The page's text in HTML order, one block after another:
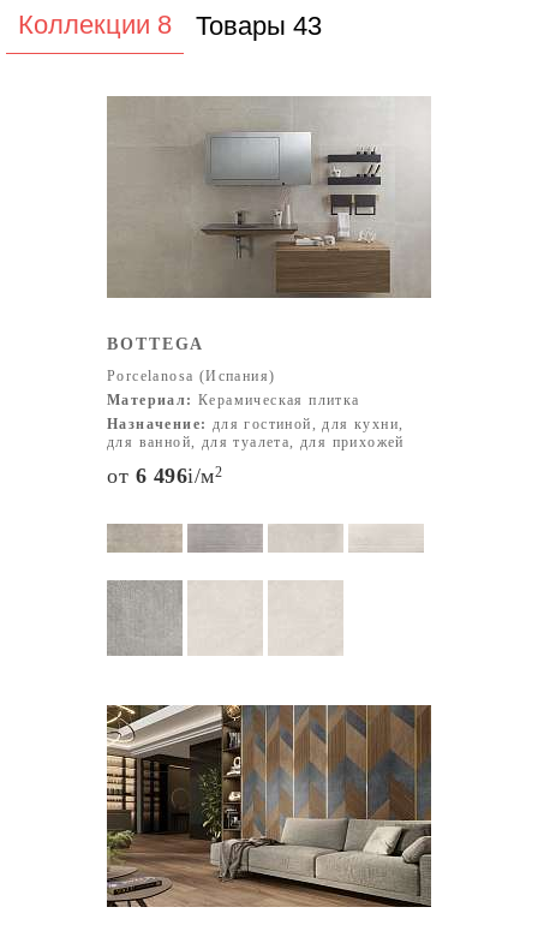
размеров и оттенков Репутация: признанный лидер в
отрасли, экспортирует продукцию по всему миру
различных размеров, чтобы удовлетворить потребности
Классические форматы: 30x60 см, 60x60 см, 45x45 см
Крупноформатные плиты: 80x80 см, 120x120 см, 60x120
см, 120x250 см и другие Мелкоформатная плитка: от
10x10 см и мозаика Цвета плитки Цветовая гамма
Нейтральные оттенки: белый, бежевый, серый,
коллекциях) Имитация натуральных материалов:
дерево, мрамор, камень, бетон Преимущества
продукции Porcelanosa Инновационный дизайн
Непревзойдённое качество Прочность и долговечность
и интерьере
Коллекции 8 Товары 43
BOTTEGA
Porcelanosa (Испания)
Материал: Керамическая плитка
Назначение: для гостиной, для кухни,
для ванной, для туалета, для прихожей
от 6 496i/м2